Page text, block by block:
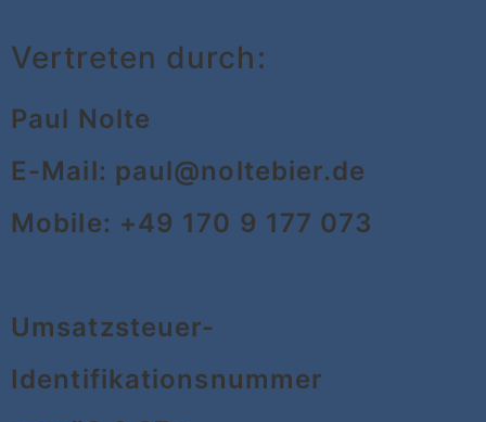
Vertreten durch:
Paul Nolte
E-Mail: paul@noltebier.de
Mobile: +49 170 9 177 073
Umsatzsteuer-
Identifikationsnummer